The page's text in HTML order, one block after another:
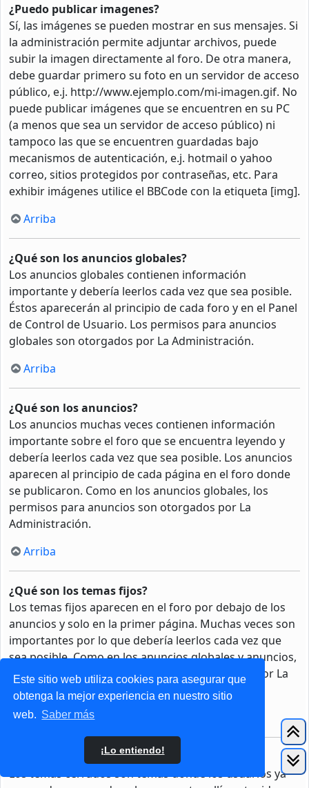
Este sitio web utiliza cookies para asegurar que
obtenga la mejor experiencia en nuestro sitio
web. Saber más
¡Lo entiendo!
¿Puedo publicar imagenes?
Sí, las imágenes se pueden mostrar en sus mensajes. Si
la administración permite adjuntar archivos, puede
subir la imagen directamente al foro. De otra manera,
debe guardar primero su foto en un servidor de acceso
público, e.j. http://www.ejemplo.com/mi-imagen.gif. No
puede publicar imágenes que se encuentren en su PC
(a menos que sea un servidor de acceso público) ni
tampoco las que se encuentren guardadas bajo
mecanismos de autenticación, e.j. hotmail o yahoo
correo, sitios protegidos por contraseñas, etc. Para
exhibir imágenes utilice el BBCode con la etiqueta [img].
Arriba
¿Qué son los anuncios globales?
Los anuncios globales contienen información
importante y debería leerlos cada vez que sea posible.
Éstos aparecerán al principio de cada foro y en el Panel
de Control de Usuario. Los permisos para anuncios
globales son otorgados por La Administración.
Arriba
¿Qué son los anuncios?
Los anuncios muchas veces contienen información
importante sobre el foro que se encuentra leyendo y
debería leerlos cada vez que sea posible. Los anuncios
aparecen al principio de cada página en el foro donde
se publicaron. Como en los anuncios globales, los
permisos para anuncios son otorgados por La
Administración.
Arriba
¿Qué son los temas fijos?
Los temas fijos aparecen en el foro por debajo de los
anuncios y solo en la primer página. Muchas veces son
importantes por lo que debería leerlos cada vez que
sea posible. Como en los anuncios globales y anuncios,
los permisos para fijar un tema son otorgados por La
Administración.
Arriba
¿Qué son los temas cerrados?
Los temas cerrados son temas donde los usuarios ya